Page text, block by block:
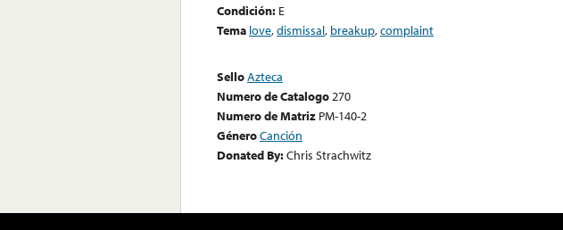
Condición: E
Tema love,dismissal, breakup,complaint
SelloAzteca
Numero de Catalogo270
Numero de Matriz PM-140-2
GéneroCanción
Donated By:Chris Strachwitz